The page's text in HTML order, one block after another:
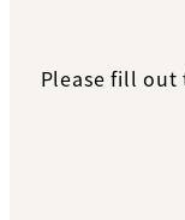
Please fill out